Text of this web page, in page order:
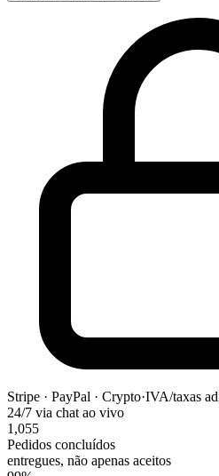
Stripe · PayPal · Crypto·IVA/taxas
24/7 via chat ao vivo
1,055
Pedidos concluídos
entregues, não apenas aceitos